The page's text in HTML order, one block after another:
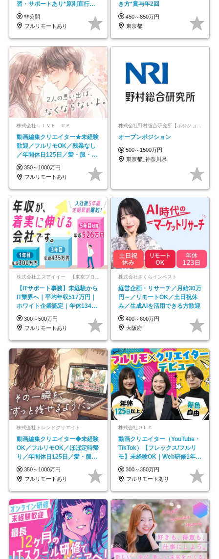
習・サポートあり*原則直行直
帰／全国募集・業務委託
非公開
フルリモートあり
き方*賞与年2回
450～850万円
東京都
株式会社ＬＩＶＥ ＵＰ
動画編集クリエイター★未経験
歓迎／フルリモOK／残業なし
／年間休日125日／髪・服・ネ
イル自由／研修充実で安心
350～1000万円
フルリモートあり
オープンポジション
500～1500万円
東京都_神奈川県
【ITサポート事務】未経験から
IT業界へ｜平均年収517万円｜
ホワイト企業認定｜年休134日
｜リモートOK
300～500万円
フルリモートあり
株式会社さくらインベスト
経営企画・リサーチ／月給30万
円～／リモートOK／土日祝休
み／生成AIを活用できる方歓迎
400～600万円
大阪府
株式会社トレンドクリエイト
動画編集クリエイター◆未経験
OK／フルリモOK／ほぼ定時帰
り／年間休日125日／髪・服・
ネイル自由／副業OK
350～1000万円
フルリモートあり
株式会社ＯＬＣ
動画クリエイター（YouTube・
TikTok）【フレックス/フルリ
モ】未経験OK｜Web研修1年間
｜副業OK
300～350万円
フルリモートあり